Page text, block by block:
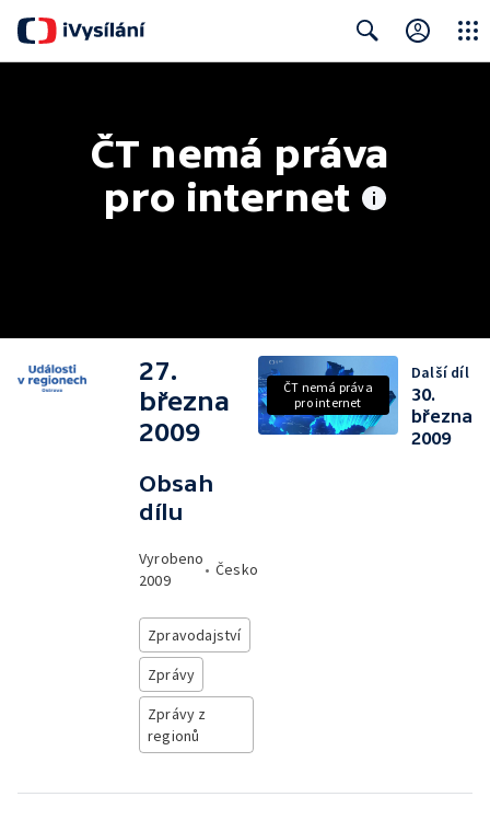
ČT nemá práva
pro internet
27.
března
2009
Obsah
dílu
Vyrobeno
2009
• Česko
Zpravodajství
Zprávy
Zprávy z
regionů
ČT nemá práva
pro internet
Další díl
30.
března
2009